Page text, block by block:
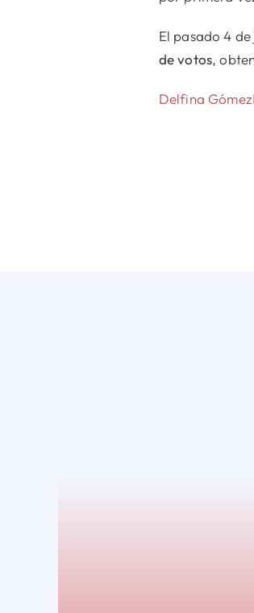
El pasado 4
de votos,
Delfina Gómez